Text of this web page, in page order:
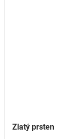
Zlatý prsten